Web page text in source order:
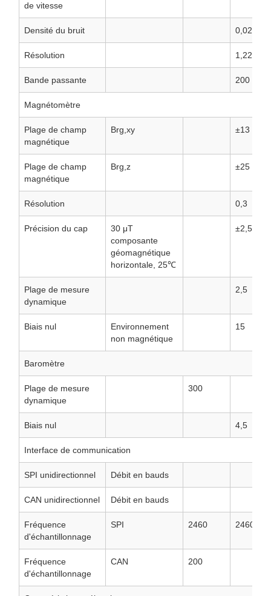
de vitesse
Densité du bruit 0,025
Résolution
Bande passante 200
Magnétomètre
Plage de champ
magnétique
Brg,xy ±13
Plage de champ
magnétique
Brg,z ±25
Résolution 0,3
Précision du cap
30 μT
composante
géomagnétique
horizontale, 25℃
±2,5
Plage de mesure
dynamique
2,5
Biais nul
Environnement
non magnétique
15
Baromètre
Plage de mesure
dynamique
300
Biais nul 4,5
Interface de communication
SPI unidirectionnel Débit en bauds
CAN unidirectionnel Débit en bauds
Fréquence
d'échantillonnage
SPI 2460 2460
Fréquence
d'échantillonnage
CAN 200